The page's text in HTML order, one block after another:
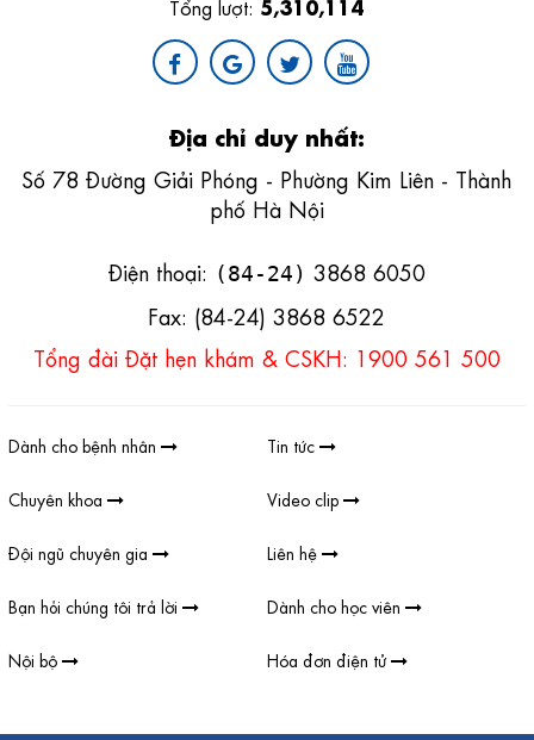
Tổng lượt:
Địa chỉ duy nhất:
Số 78 Đường Giải Phóng - Phường Kim Liên - Thành
phố Hà Nội
Điện thoại: (84-24) 3868 6050
Fax: (84-24) 3868 6522
Tổng đài Đặt hẹn khám & CSKH: 1900 561 500
Dành cho bệnh nhân Tin tức
Chuyên khoa Video clip
Đội ngũ chuyên gia Liên hệ
Bạn hỏi chúng tôi trả lời Dành cho học viên
Nội bộ Hóa đơn điện tử